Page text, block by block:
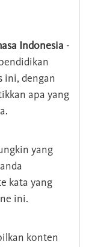
Indonesia -
ini, dengan
apa yang
yang
kata yang
ini.
konten